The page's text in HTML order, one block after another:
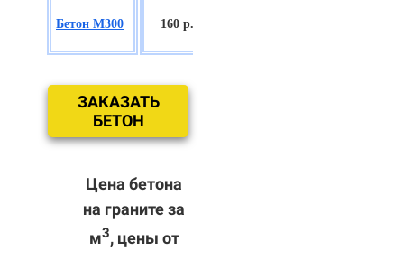
Бетон М300 160 р.
ЗАКАЗАТЬ
БЕТОН
Цена бетона
на граните за
м3, цены от